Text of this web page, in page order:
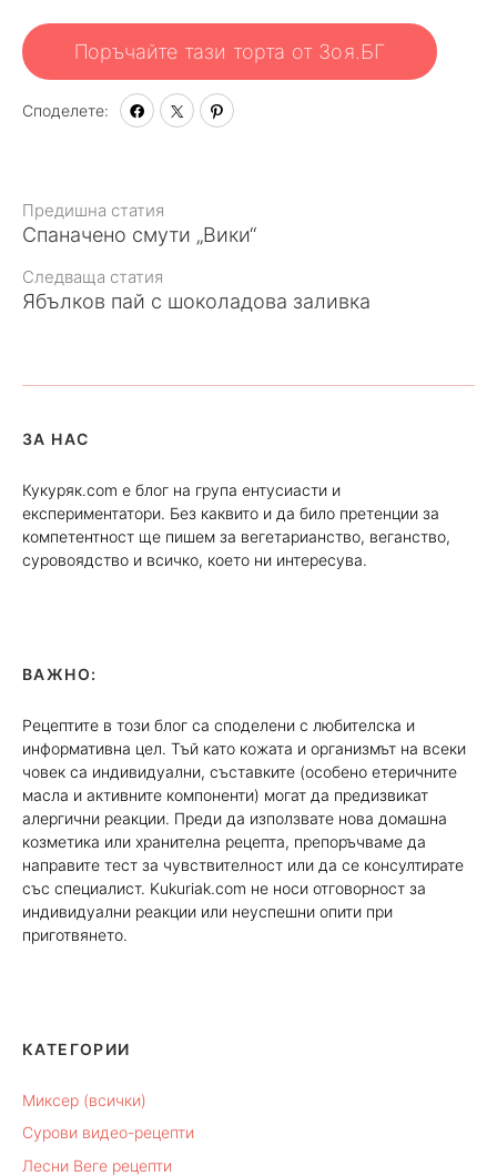
Към
статията
Предишна статия
Спаначено смути „Вики“
Следваща статия
Ябълков пай с шоколадова заливка
Поръчайте тази торта от Зоя.БГ
Споделете:
ЗА НАС
Кукуряк.com е блог на група ентусиасти и
експериментатори. Без каквито и да било претенции за
компетентност ще пишем за вегетарианство, веганство,
суровоядство и всичко, което ни интересува.
ВАЖНО:
Рецептите в този блог са споделени с любителска и
информативна цел. Тъй като кожата и организмът на всеки
човек са индивидуални, съставките (особено етеричните
масла и активните компоненти) могат да предизвикат
алергични реакции. Преди да използвате нова домашна
козметика или хранителна рецепта, препоръчваме да
направите тест за чувствителност или да се консултирате
със специалист. Kukuriak.com не носи отговорност за
индивидуални реакции или неуспешни опити при
приготвянето.
КАТЕГОРИИ
Миксер (всички)
Сурови видео-рецепти
Лесни Веге рецепти